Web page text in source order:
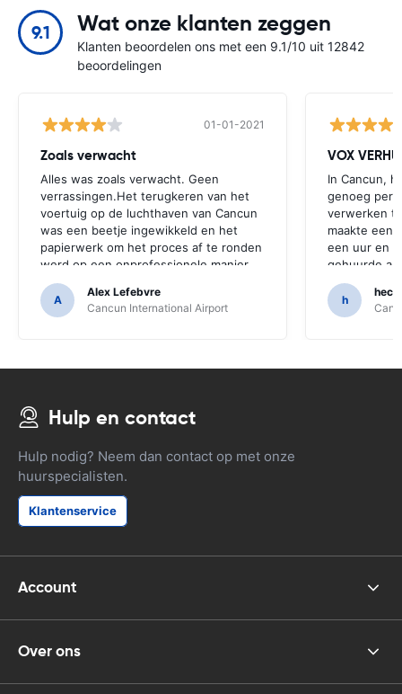
9.1 Wat onze klanten zeggen
Klanten beoordelen ons met een 9.1/10 uit 12842
beoordelingen
01-01-2021
Zoals verwacht
Alles was zoals verwacht. Geen
verrassingen.Het terugkeren van het
voertuig op de luchthaven van Cancun
was een beetje ingewikkeld en het
papierwerk om het proces af te ronden
werd op een onprofessionele manier
behandeld.
A
Alex Lefebvre
Cancun International Airport
VOX
In Cancun,
genoeg
verwerken
maakte een
een uur en
gehuurde
h
Hulp en contact
Hulp nodig? Neem dan contact op met onze
huurspecialisten.
Klantenservice
Account
Over ons